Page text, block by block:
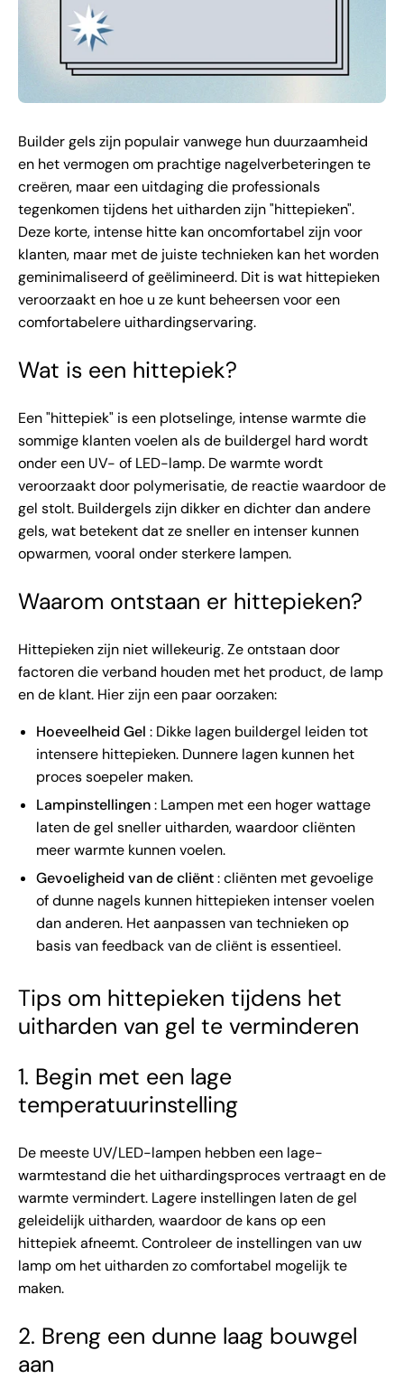
Builder gels zijn populair vanwege hun duurzaamheid
en het vermogen om prachtige nagelverbeteringen te
creëren, maar een uitdaging die professionals
tegenkomen tijdens het uitharden zijn "hittepieken".
Deze korte, intense hitte kan oncomfortabel zijn voor
klanten, maar met de juiste technieken kan het worden
geminimaliseerd of geëlimineerd. Dit is wat hittepieken
veroorzaakt en hoe u ze kunt beheersen voor een
comfortabelere uithardingservaring.
Wat is een hittepiek?
Een "hittepiek" is een plotselinge, intense warmte die
sommige klanten voelen als de buildergel hard wordt
onder een UV- of LED-lamp. De warmte wordt
veroorzaakt door polymerisatie, de reactie waardoor de
gel stolt. Buildergels zijn dikker en dichter dan andere
gels, wat betekent dat ze sneller en intenser kunnen
opwarmen, vooral onder sterkere lampen.
Waarom ontstaan ​​er hittepieken?
Hittepieken zijn niet willekeurig. Ze ontstaan ​​door
factoren die verband houden met het product, de lamp
en de klant. Hier zijn een paar oorzaken:
Hoeveelheid Gel : Dikke lagen buildergel leiden tot
intensere hittepieken. Dunnere lagen kunnen het
proces soepeler maken.
Lampinstellingen: Lampen met een hoger wattage
laten de gel sneller uitharden, waardoor cliënten
meer warmte kunnen voelen.
Gevoeligheid van de cliënt: cliënten met gevoelige
of dunne nagels kunnen hittepieken intenser voelen
dan anderen. Het aanpassen van technieken op
basis van feedback van de cliënt is essentieel.
Tips om hittepieken tijdens het
uitharden van gel te verminderen
1. Begin met een lage
temperatuurinstelling
De meeste UV/LED-lampen hebben een lage-
warmtestand die het uithardingsproces vertraagt ​​en de
warmte vermindert. Lagere instellingen laten de gel
geleidelijk uitharden, waardoor de kans op een
hittepiek afneemt. Controleer de instellingen van uw
lamp om het uitharden zo comfortabel mogelijk te
maken.
2. Breng een dunne laag bouwgel
aan